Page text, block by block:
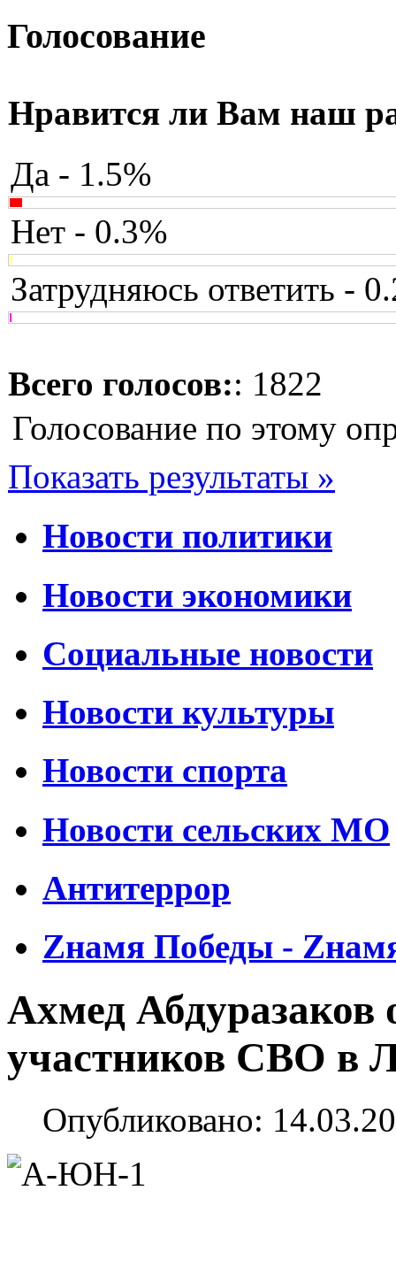
Голосование
Нравится ли Вам наш
Да - 1.5%
Нет - 0.3%
Затрудняюсь ответить -
Всего голосов:: 1822
Голосование по этому
Показать результаты »
Новости политики
Новости экономики
Социальные новости
Новости культуры
Новости спорта
Новости сельских МО
Антитеррор
Zнамя Победы -
Ахмед Абдуразаков
участников СВО в
Опубликовано: